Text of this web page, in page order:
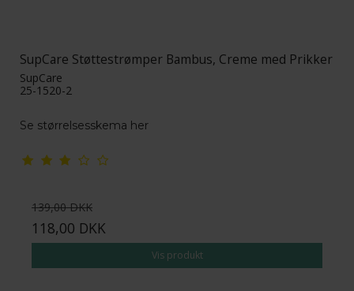
SupCare Støttestrømper Bambus, Creme med Prikker
SupCare
25-1520-2
Se størrelsesskema her
139,00 DKK
118,00 DKK
Vis produkt